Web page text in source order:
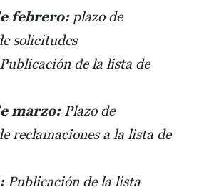
febrero: plazo de
solicitudes
Publicación de la lista de
marzo: Plazo de
reclamaciones a la lista de
Publicación de la lista